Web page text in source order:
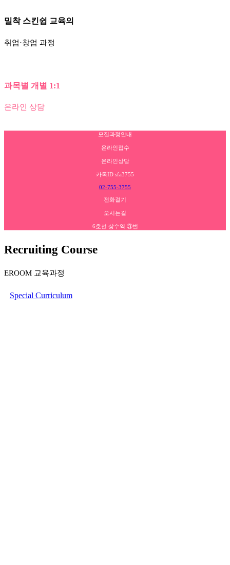
밀착 스킨쉽 교육의
취업·창업 과정
과목별 개별 1:1
온라인 상담
모집과정안내
온라인접수
온라인상담
카톡ID sfa3755
02-755-3755
전화걸기
오시는길
6호선 상수역 ③번
Recruiting Course
EROOM 교육과정
Special Curriculum